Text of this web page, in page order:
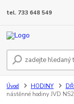
tel. 733 648 549
Úvod HODINY
nástěnné hodiny JVD